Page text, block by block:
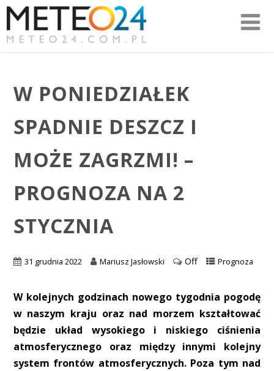
W PONIEDZIAŁEK
SPADNIE DESZCZ I
MOŻE ZAGRZMI! –
PROGNOZA NA 2
STYCZNIA
31 grudnia 2022 Mariusz Jasłowski Off Prognoza
W kolejnych godzinach nowego tygodnia pogodę
w naszym kraju oraz nad morzem kształtować
będzie układ wysokiego i niskiego ciśnienia
atmosferycznego oraz między innymi kolejny
system frontów atmosferycznych. Poza tym nad